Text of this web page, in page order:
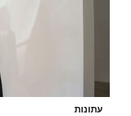
עתונות